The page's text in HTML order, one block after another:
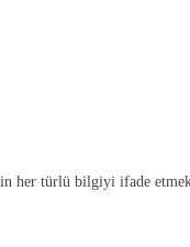
her türlü bilgiyi ifade